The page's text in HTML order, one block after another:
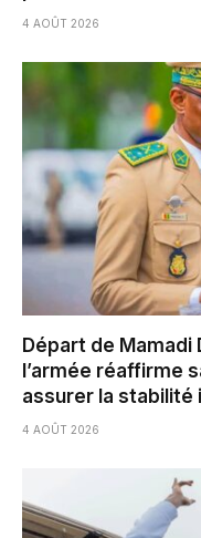
4 AOÛT 2026
Départ de Mamadi
l’armée réaffirme
assurer la stabilité
4 AOÛT 2026